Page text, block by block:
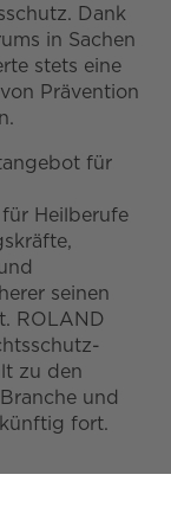
Dank
in Sachen
stets eine
Prävention
für
Heilberufe
seinen
ROLAND
zu den
und
fort.
zum